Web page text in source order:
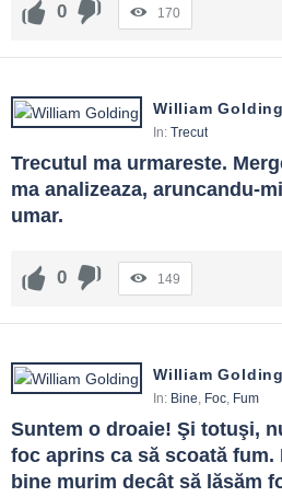
0 170
William Golding
In: Trecut
Trecutul ma urmareste.
ma analizeaza, aruncandu-
umar.
0 149
William Golding
In: Bine, Foc, Fum
Suntem o droaie! Şi totuşi,
foc aprins ca să scoată fum.
bine murim decât să lăsăm